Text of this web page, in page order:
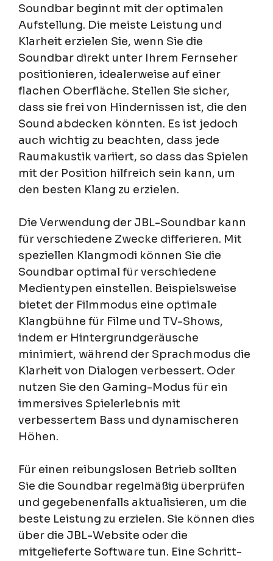
Soundbar beginnt mit der optimalen
Aufstellung. Die meiste Leistung und
Klarheit erzielen Sie, wenn Sie die
Soundbar direkt unter Ihrem Fernseher
positionieren, idealerweise auf einer
flachen Oberfläche. Stellen Sie sicher,
dass sie frei von Hindernissen ist, die den
Sound abdecken könnten. Es ist jedoch
auch wichtig zu beachten, dass jede
Raumakustik variiert, so dass das Spielen
mit der Position hilfreich sein kann, um
den besten Klang zu erzielen.
Die Verwendung der JBL-Soundbar kann
für verschiedene Zwecke differieren. Mit
speziellen Klangmodi können Sie die
Soundbar optimal für verschiedene
Medientypen einstellen. Beispielsweise
bietet der Filmmodus eine optimale
Klangbühne für Filme und TV-Shows,
indem er Hintergrundgeräusche
minimiert, während der Sprachmodus die
Klarheit von Dialogen verbessert. Oder
nutzen Sie den Gaming-Modus für ein
immersives Spielerlebnis mit
verbessertem Bass und dynamischeren
Höhen.
Für einen reibungslosen Betrieb sollten
Sie die Soundbar regelmäßig überprüfen
und gegebenenfalls aktualisieren, um die
beste Leistung zu erzielen. Sie können dies
über die JBL-Website oder die
mitgelieferte Software tun. Eine Schritt-